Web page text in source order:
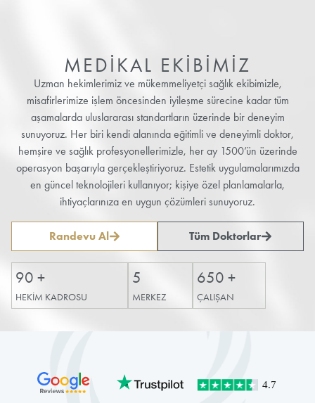
MEDİKAL EKİBİMİZ
Uzman hekimlerimiz ve mükemmeliyetçi sağlık ekibimizle,
misafirlerimize işlem öncesinden iyileşme sürecine kadar tüm
aşamalarda uluslararası standartların üzerinde bir deneyim
sunuyoruz. Her biri kendi alanında eğitimli ve deneyimli doktor,
hemşire ve sağlık profesyonellerimizle, her ay 1500’ün üzerinde
operasyon başarıyla gerçekleştiriyoruz. Estetik uygulamalarımızda
en güncel teknolojileri kullanıyor; kişiye özel planlamalarla,
ihtiyaçlarınıza en uygun çözümleri sunuyoruz.
Randevu Al Tüm Doktorlar
HEKİM KADROSU
90 +
MERKEZ
5
ÇALIŞAN
650 +